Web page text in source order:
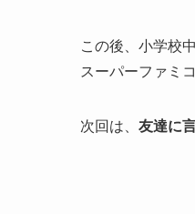
この後、小学校
スーパーファミ
次回は、 友達に